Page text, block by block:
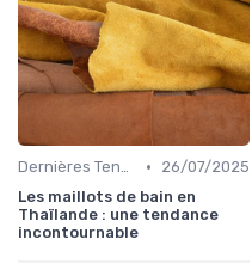
Dernières Tendances de Mode •
26/07/2025
Les maillots de bain en
Thaïlande : une tendance
incontournable